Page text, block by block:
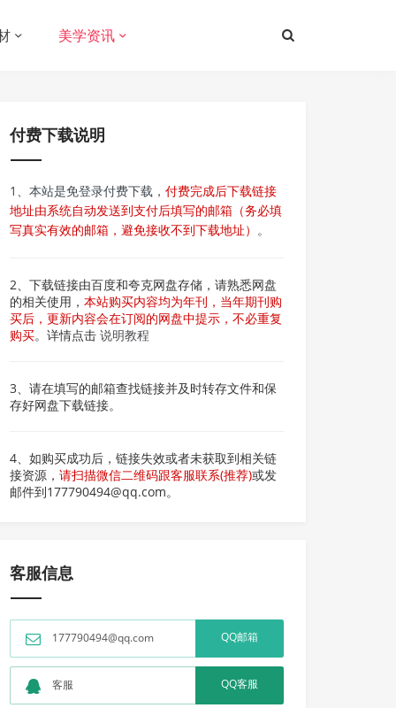
美学资讯
付费下载说明
1、本站是免登录付费下载，付费完成后下载链接
地址由系统自动发送到支付后填写的邮箱（务必填
写真实有效的邮箱，避免接收不到下载地址） 。
2、下载链接由百度和夸克网盘存储，请熟悉网盘
的相关使用，本站购买内容均为年刊，当年期刊购
买后，更新内容会在订阅的网盘中提示，不必重复
购买。详情点击说明教程
3、请在填写的邮箱查找链接并及时转存文件和保
存好网盘下载链接。
4、如购买成功后，链接失效或者未获取到相关链
接资源，请扫描微信二维码跟客服联系(推荐)或发
邮件到177790494@qq.com。
客服信息
177790494@qq.com QQ邮箱
客服 QQ客服